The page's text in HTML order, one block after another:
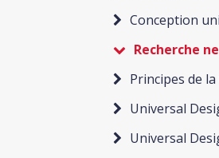
Conception
Recherche
Principes de la
Universal
Universal